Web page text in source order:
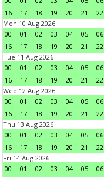
16
17 18 19 20 21 22
Mon 10 Aug 2026
00
01 02 03 04 05 06
16
17 18 19 20 21 22
Tue 11 Aug 2026
00
01 02 03 04 05 06
16
17 18 19 20 21 22
Wed 12 Aug 2026
00
01 02 03 04 05 06
16
17 18 19 20 21 22
Thu 13 Aug 2026
00
01 02 03 04 05 06
16
17 18 19 20 21 22
Fri 14 Aug 2026
00
01 02 03 04 05 06